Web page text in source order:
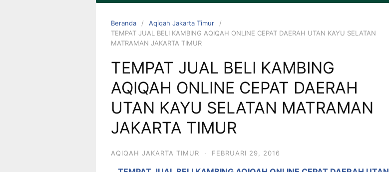
Beranda
Aqiqah Jakarta Timur
TEMPAT JUAL BELI KAMBING AQIQAH ONLINE CEPAT DAERAH UTAN KAYU SELATAN
MATRAMAN JAKARTA TIMUR
TEMPAT JUAL BELI KAMBING
AQIQAH ONLINE CEPAT DAERAH
UTAN KAYU SELATAN MATRAMAN
JAKARTA TIMUR
AQIQAH JAKARTA TIMUR · FEBRUARI 29, 2016